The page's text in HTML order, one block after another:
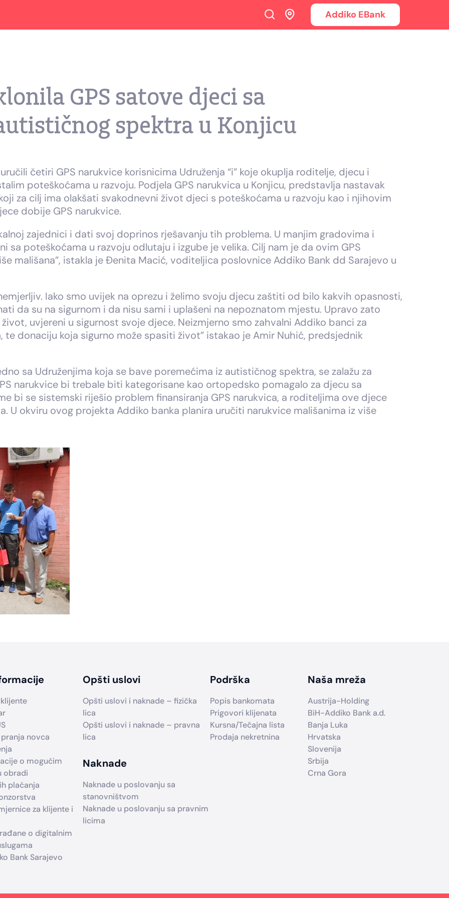
Addiko EBank
GPS satove djeci sa
spektra u Konjicu
četiri GPS narukvice korisnicima Udruženja “i” koje okuplja roditelje, djecu i
poteškoćama u razvoju. Podjela GPS narukvica u Konjicu, predstavlja nastavak
za cilj ima olakšati svakodnevni život djeci s poteškoćama u razvoju kao i njihovim
dobije GPS narukvice.
zajednici i dati svoj doprinos rješavanju tih problema. U manjim gradovima i
sa poteškoćama u razvoju odlutaju i izgube je velika. Cilj nam je da ovim GPS
mališana”, istakla je Đenita Macić, voditeljica poslovnice Addiko Bank dd Sarajevo u
Iako smo uvijek na oprezu i želimo svoju djecu zaštiti od bilo kakvih opasnosti,
da su na sigurnom i da nisu sami i uplašeni na nepoznatom mjestu. Upravo zato
uvjereni u sigurnost svoje djece. Neizmjerno smo zahvalni Addiko banci za
donaciju koja sigurno može spasiti život” istakao je Amir Nuhić, predsjednik
sa Udruženjima koja se bave poremećima iz autističnog spektra, se zalažu za
narukvice bi trebale biti kategorisane kao ortopedsko pomagalo za djecu sa
bi se sistemski riješio problem finansiranja GPS narukvica, a roditeljima ove djece
U okviru ovog projekta Addiko banka planira uručiti narukvice mališanima iz više
novca
o mogućim
obradi
plaćanja
za klijente i
o digitalnim
Bank Sarajevo
Opšti uslovi
Opšti uslovi i naknade – fizička
lica
Opšti uslovi i naknade – pravna
lica
Naknade
Naknade u poslovanju sa
stanovništvom
Naknade u poslovanju sa pravnim
licima
Podrška
Popis bankomata
Prigovori klijenata
Kursna/Tečajna lista
Prodaja nekretnina
Naša mreža
Austrija-Holding
BiH-Addiko Bank a.d.
Banja Luka
Hrvatska
Slovenija
Srbija
Crna Gora